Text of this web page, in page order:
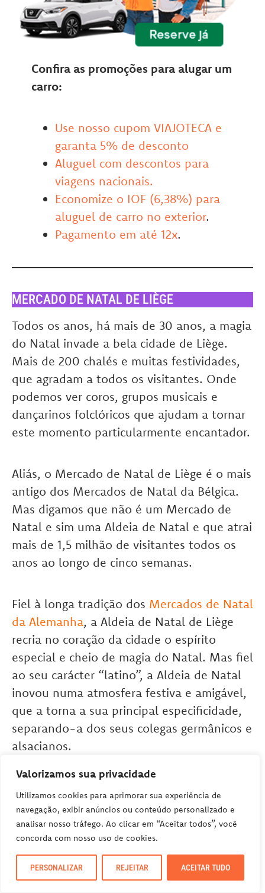
Valorizamos sua privacidade
Utilizamos cookies para aprimorar sua experiência de
navegação, exibir anúncios ou conteúdo personalizado e
analisar nosso tráfego. Ao clicar em “Aceitar todos”, você
concorda com nosso uso de cookies.
PERSONALIZAR REJEITAR ACEITAR TUDO
Confira as promoções para alugar um
carro:
Use nosso cupom VIAJOTECA e
garanta 5% de desconto
Aluguel com descontos para
viagens nacionais.
Economize o IOF (6,38%) para
aluguel de carro no exterior.
Pagamento em até 12x.
MERCADO DE NATAL DE LIÈGE
Todos os anos, há mais de 30 anos, a magia
do Natal invade a bela cidade de Liège.
Mais de 200 chalés e muitas festividades,
que agradam a todos os visitantes. Onde
podemos ver coros, grupos musicais e
dançarinos folclóricos que ajudam a tornar
este momento particularmente encantador.
Aliás, o Mercado de Natal de Liège é o mais
antigo dos Mercados de Natal da Bélgica.
Mas digamos que não é um Mercado de
Natal e sim uma Aldeia de Natal e que atrai
mais de 1,5 milhão de visitantes todos os
anos ao longo de cinco semanas.
Fiel à longa tradição dos Mercados de Natal
da Alemanha, a Aldeia de Natal de Liège
recria no coração da cidade o espírito
especial e cheio de magia do Natal. Mas fiel
ao seu carácter “latino”, a Aldeia de Natal
inovou numa atmosfera festiva e amigável,
que a torna a sua principal especificidade,
separando-a dos seus colegas germânicos e
alsacianos.
real, com seu prefeito, conselheiros e
vereadores. Dessa forma, eles são
encarregados de animar as ruas e alimentar
uma atmosfera amigável e única na
Bélgica.